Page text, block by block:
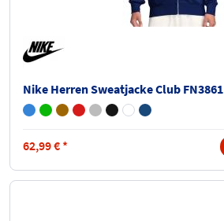
Nike Herren Sweatjacke Club FN3861
62,99€ *